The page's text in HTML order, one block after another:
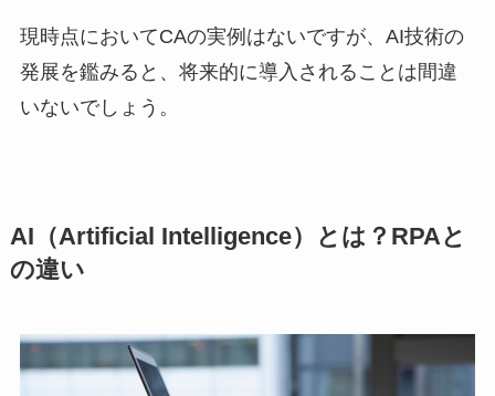
現時点においてCAの実例はないですが、AI技術の
発展を鑑みると、将来的に導入されることは間違
いないでしょう。
AI（Artificial Intelligence）とは？RPAと
の違い